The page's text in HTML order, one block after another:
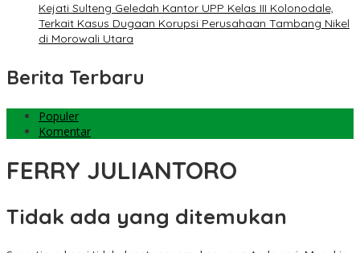
Kejati Sulteng Geledah Kantor UPP Kelas III Kolonodale,
Terkait Kasus Dugaan Korupsi Perusahaan Tambang Nikel
di Morowali Utara
Berita Terbaru
Populer
Komentar
FERRY JULIANTORO
Tidak ada yang ditemukan